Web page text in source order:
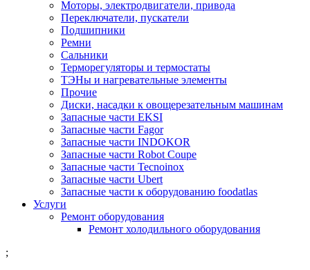
Моторы, электродвигатели, привода
Переключатели, пускатели
Подшипники
Ремни
Сальники
Терморегуляторы и термостаты
ТЭНы и нагревательные элементы
Прочие
Диски, насадки к овощерезательным машинам
Запасные части EKSI
Запасные части Fagor
Запасные части INDOKOR
Запасные части Robot Coupe
Запасные части Tecnoinox
Запасные части Ubert
Запасные части к оборудованию foodatlas
Услуги
Ремонт оборудования
Ремонт холодильного оборудования
;